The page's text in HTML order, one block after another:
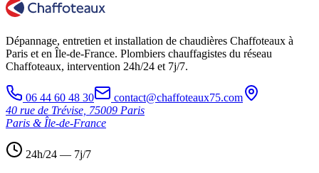
Dépannage, entretien et installation de chaudières Chaffoteaux à
Paris et en Île-de-France. Plombiers chauffagistes du réseau
Chaffoteaux, intervention 24h/24 et 7j/7.
06 44 60 48 30
contact@chaffoteaux75.com
40 rue de Trévise, 75009 Paris
Paris & Île-de-France
24h/24 — 7j/7